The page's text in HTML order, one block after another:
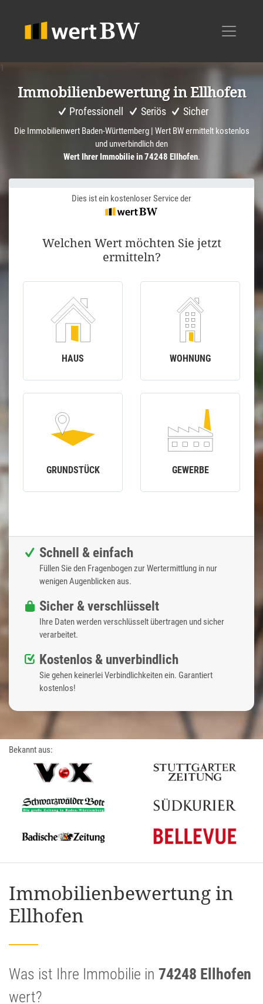
1
Immobi­li­en­be­wer­tung in Ellhofen
Professionell Seriös Sicher
Die Immobilienwert Baden-Württemberg | Wert BW ermittelt kostenlos
und unverbindlich den
Wert Ihrer Immobilie in 74248 Ellhofen.
Dies ist ein kostenloser Service der
Welchen Wert möchten Sie jetzt
ermitteln?
HAUS WOHNUNG
GRUNDSTÜCK GEWERBE
Schnell & einfach
Füllen Sie den Fragenbogen zur Wertermittlung in nur
wenigen Augenblicken aus.
Sicher & verschlüsselt
Ihre Daten werden verschlüsselt übertragen und sicher
verarbeitet.
Kostenlos & unverbindlich
Sie gehen keinerlei Verbindlichkeiten ein. Garantiert
kostenlos!
Bekannt aus:
Immobilienbewertung in
Ellhofen
Was ist Ihre Immobilie in 74248 Ellhofen
wert?